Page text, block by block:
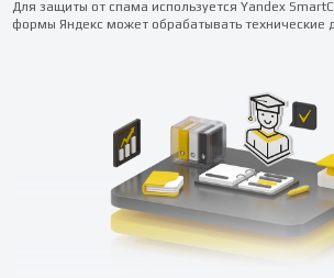
Для защиты от спама используется Yandex
формы Яндекс может обрабатывать технические